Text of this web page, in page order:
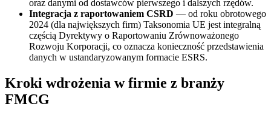
oraz danymi od dostawców pierwszego i dalszych rzędów.
Integracja z raportowaniem CSRD — od roku obrotowego
2024 (dla największych firm) Taksonomia UE jest integralną
częścią Dyrektywy o Raportowaniu Zrównoważonego
Rozwoju Korporacji, co oznacza konieczność przedstawienia
danych w ustandaryzowanym formacie ESRS.
Kroki wdrożenia w firmie z branży
FMCG